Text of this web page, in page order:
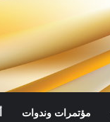
مؤتمرات وندوات